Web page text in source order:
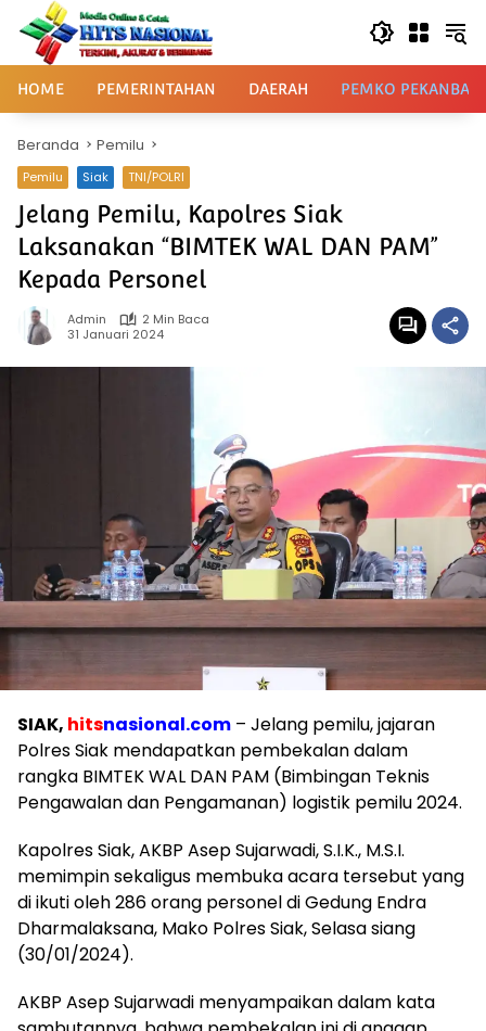
Langsung
konten
HOME PEMERINTAHAN DAERAH PEMKO
Beranda Pemilu
Pemilu Siak TNI/POLRI
Jelang Pemilu, Kapolres Siak
Laksanakan “BIMTEK WAL DAN PAM”
Kepada Personel
Admin
2 Min Baca
31 Januari 2024
SIAK, hitsnasional.com – Jelang pemilu, jajaran
Polres Siak mendapatkan pembekalan dalam
rangka BIMTEK WAL DAN PAM (Bimbingan Teknis
Pengawalan dan Pengamanan) logistik pemilu 2024.
Kapolres Siak, AKBP Asep Sujarwadi, S.I.K., M.S.I.
memimpin sekaligus membuka acara tersebut yang
di ikuti oleh 286 orang personel di Gedung Endra
Dharmalaksana, Mako Polres Siak, Selasa siang
(30/01/2024).
AKBP Asep Sujarwadi menyampaikan dalam kata